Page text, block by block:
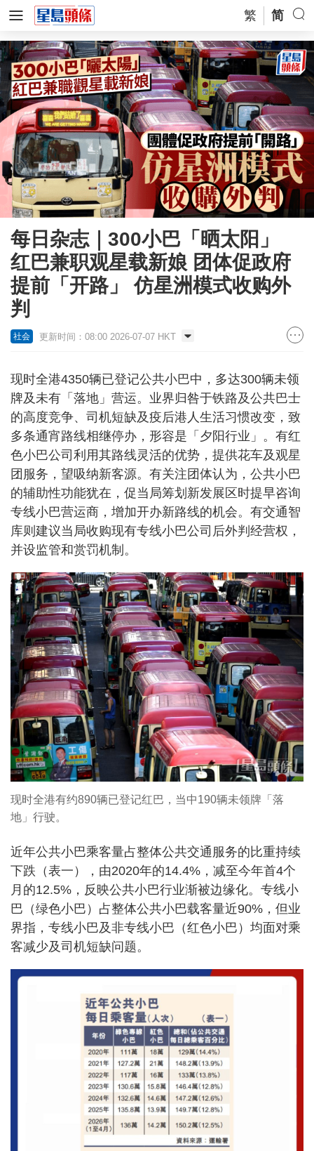
繁 简
每日杂志｜300小巴「晒太阳」
红巴兼职观星载新娘 团体促政府
提前「开路」 仿星洲模式收购外
判
社会 更新时间：08:00 2026-07-07 HKT
现时全港4350辆已登记公共小巴中，多达300辆未领
牌及未有「落地」营运。业界归咎于铁路及公共巴士
的高度竞争、司机短缺及疫后港人生活习惯改变，致
多条通宵路线相继停办，形容是「夕阳行业」。有红
色小巴公司利用其路线灵活的优势，提供花车及观星
团服务，望吸纳新客源。有关注团体认为，公共小巴
的辅助性功能犹在，促当局筹划新发展区时提早咨询
专线小巴营运商，增加开办新路线的机会。有交通智
库则建议当局收购现有专线小巴公司后外判经营权，
并设监管和赏罚机制。
现时全港有约890辆已登记红巴，当中190辆未领牌「落
地」行驶。
近年公共小巴乘客量占整体公共交通服务的比重持续
下跌（表一），由2020年的14.4%，减至今年首4个
月的12.5%，反映公共小巴行业渐被边缘化。专线小
巴（绿色小巴）占整体公共小巴载客量近90%，但业
界指，专线小巴及非专线小巴（红色小巴）均面对乘
客减少及司机短缺问题。